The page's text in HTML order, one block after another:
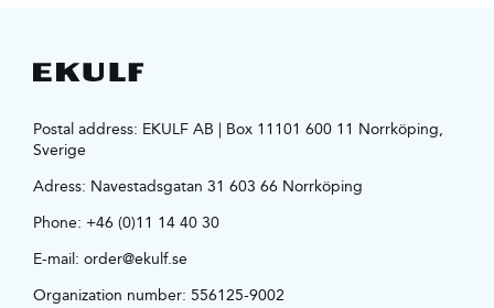
Postal address: EKULF AB | Box 11101 600 11 Norrköping,
Sverige
Adress: Navestadsgatan 31 603 66 Norrköping
Phone: +46 (0)11 14 40 30
E-mail: order@ekulf.se
Organization number: 556125-9002